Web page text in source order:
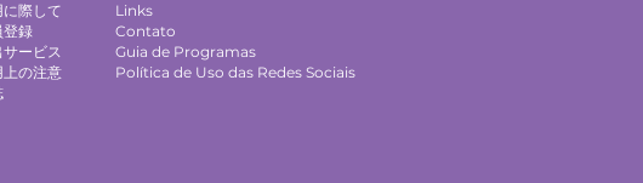
に際して
登録
サービス
上の注意
Links
Contato
Guia de Programas
Política de Uso das Redes Sociais